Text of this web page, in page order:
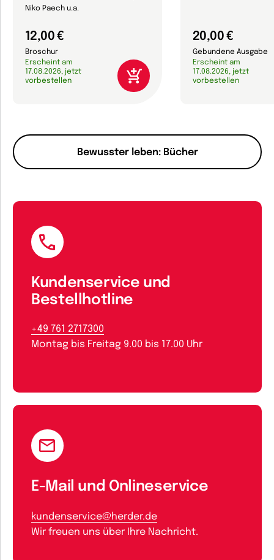
Bewusster leben: Bücher
Niko Paech u.a.
12,00 €
Broschur
Erscheint am
17.08.2026, jetzt
vorbestellen
20,00 €
Gebundene Ausgabe
Erscheint am
17.08.2026, jetzt
vorbestellen
Kundenservice und
Bestellhotline
+49 761 2717300
Montag bis Freitag 9.00 bis 17.00 Uhr
E-Mail und Onlineservice
kundenservice@herder.de
Wir freuen uns über Ihre Nachricht.